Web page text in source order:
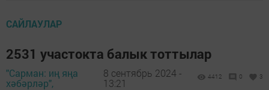
САЙЛАУЛАР
2531 участокта балык тоттылар
"Сарман: иң яңа
хәбәрләр",
8 сентябрь 2024 -
13:21
4412 0 3